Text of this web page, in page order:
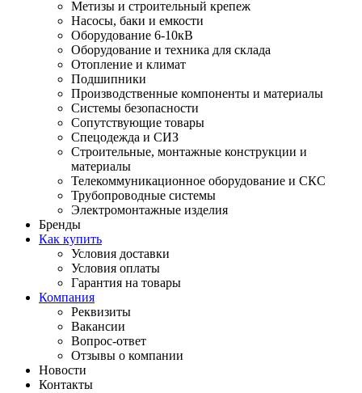
Метизы и строительный крепеж
Насосы, баки и емкости
Оборудование 6-10кВ
Оборудование и техника для склада
Отопление и климат
Подшипники
Производственные компоненты и материалы
Системы безопасности
Сопутствующие товары
Спецодежда и СИЗ
Строительные, монтажные конструкции и
материалы
Телекоммуникационное оборудование и СКС
Трубопроводные системы
Электромонтажные изделия
Бренды
Как купить
Условия доставки
Условия оплаты
Гарантия на товары
Компания
Реквизиты
Вакансии
Вопрос-ответ
Отзывы о компании
Новости
Контакты